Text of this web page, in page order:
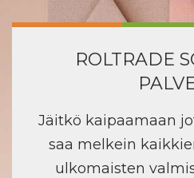
ROLTRADE
Jäitkö kaipaamaan
saa melkein
ulkomaisten